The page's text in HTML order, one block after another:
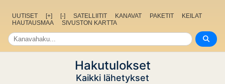
UUTISET [+] [-] SATELLIITIT KANAVAT PAKETIT
KEILAT
HAUTAUSMAA
SIVUSTON KARTTA
Hakutulokset
Kaikki lähetykset